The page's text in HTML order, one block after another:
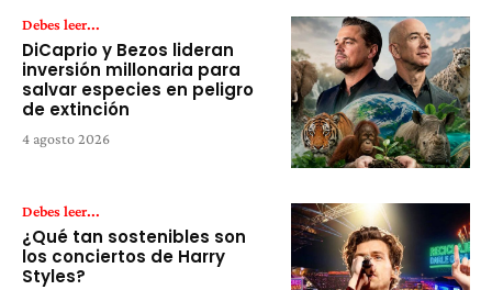
Debes leer...
DiCaprio y Bezos lideran
inversión millonaria para
salvar especies en peligro
de extinción
4 agosto 2026
Debes leer...
¿Qué tan sostenibles son
los conciertos de Harry
Styles?